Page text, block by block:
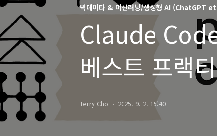
빅데이타 & 머신러닝/생성형 AI (ChatGPT
Claude
베스트 프랙
Terry Cho 2025. 9. 2. 15:40